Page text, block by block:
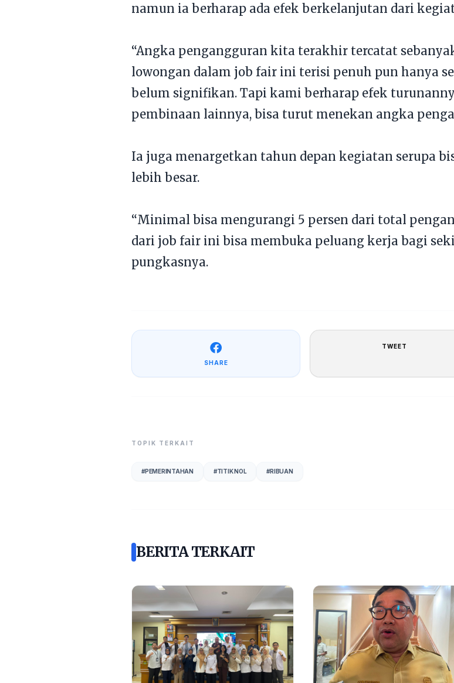
namun ia berharap ada efek berkelanjutan dari
“Angka pengangguran kita terakhir tercatat
lowongan dalam job fair ini terisi penuh pun hanya
belum signifikan. Tapi kami berharap efek
pembinaan lainnya, bisa turut menekan angka
Ia juga menargetkan tahun depan kegiatan serupa
lebih besar.
“Minimal bisa mengurangi 5 persen dari total
dari job fair ini bisa membuka peluang kerja bagi
pungkasnya.
SHARE
TWEET
TOPIK TERKAIT
#PEMERINTAHAN #TITIK NOL #RIBUAN
BERITA TERKAIT